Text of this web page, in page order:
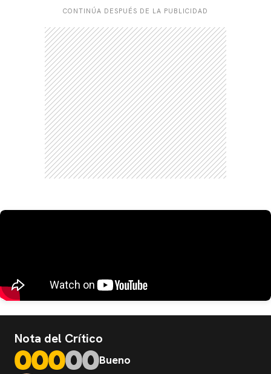
CONTINÚA DESPUÉS DE LA PUBLICIDAD
Nota del Crítico
Bueno